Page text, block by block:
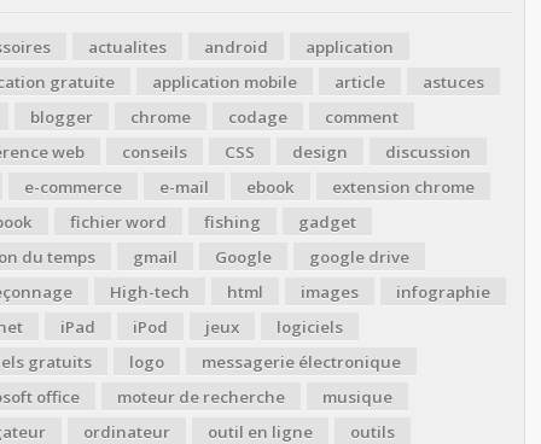
actualites android
application
gratuite
application mobile article
astuces
blogger
chrome codage
comment
web
conseils CSS design
discussion
e-commerce
e-mail ebook
extension chrome
fichier word fishing
gadget
du temps
gmail Google
google drive
High-tech html images
infographie
iPad iPod jeux
logiciels
gratuits
logo
messagerie électronique
office
moteur de recherche
musique
ordinateur outil en ligne
outils